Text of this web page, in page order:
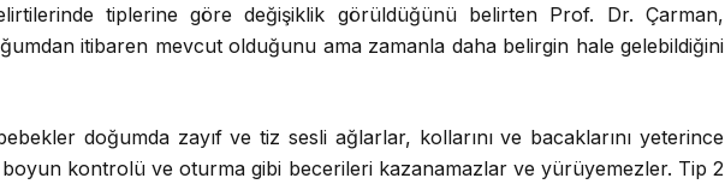
tiplerine göre değişiklik görüldüğünü belirten Prof. Dr. Çarman,
itibaren mevcut olduğunu ama zamanla daha belirgin hale gelebildiğini
doğumda zayıf ve tiz sesli ağlarlar, kollarını ve bacaklarını yeterince
kontrolü ve oturma gibi becerileri kazanamazlar ve yürüyemezler. Tip 2